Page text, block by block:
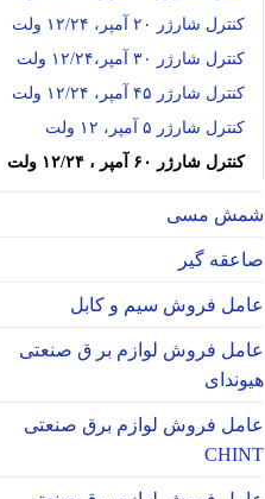
کنترل شارژر ۲۰ آمپر، ۱۲/۲۴ ولت
کنترل شارژر ۳۰ آمپر،۱۲/۲۴ ولت
کنترل شارژر ۴۵ آمپر، ۱۲/۲۴ ولت
کنترل شارژر ۵ آمپر، ۱۲ ولت
کنترل شارژر ۶۰ آمپر ، ۱۲/۲۴ ولت
شمش مسی
صاعقه گیر
عامل فروش سیم و کابل
عامل فروش لوازم بر ق صنعتی
هیوندای
عامل فروش لوازم برق صنعتی
CHINT